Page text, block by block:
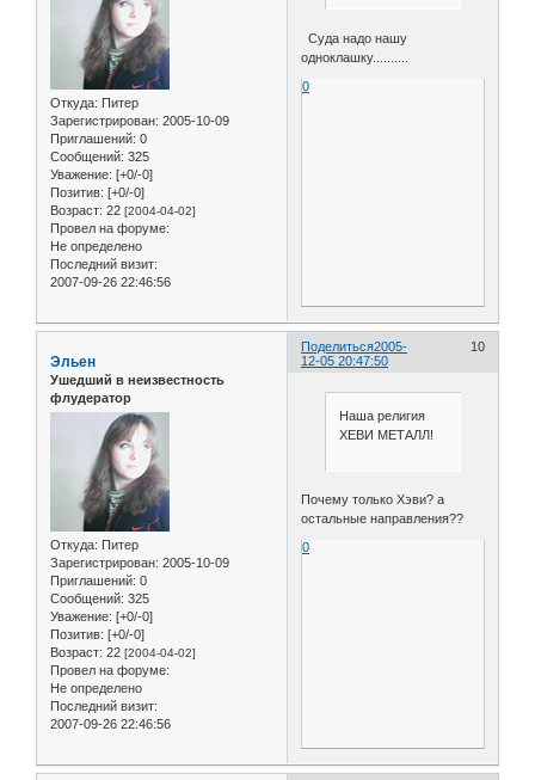
Откуда: Питер
Зарегистрирован: 2005-10-09
Приглашений: 0
Сообщений: 325
Уважение: [+0/-0]
Позитив: [+0/-0]
Возраст: 22 [2004-04-02]
Провел на форуме:
Не определено
Последний визит:
2007-09-26 22:46:56
Суда надо нашу
одноклашку..........
0
Поделиться 10
2005-
12-05 20:47:50
Эльен
Ушедший в неизвестность
флудератор
Откуда: Питер
Зарегистрирован: 2005-10-09
Приглашений: 0
Сообщений: 325
Уважение: [+0/-0]
Позитив: [+0/-0]
Возраст: 22 [2004-04-02]
Провел на форуме:
Не определено
Последний визит:
2007-09-26 22:46:56
Наша религия
ХЕВИ МЕТАЛЛ!
Почему только Хэви? а
остальные направления??
0